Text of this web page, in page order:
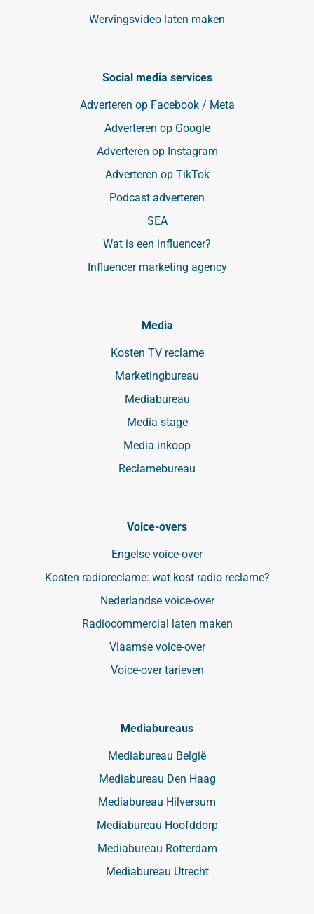
Wervingsvideo laten maken
Social media services
Adverteren op Facebook / Meta
Adverteren op Google
Adverteren op Instagram
Adverteren op TikTok
Podcast adverteren
SEA
Wat is een influencer?
Influencer marketing agency
Media
Kosten TV reclame
Marketingbureau
Mediabureau
Media stage
Media inkoop
Reclamebureau
Voice-overs
Engelse voice-over
Kosten radioreclame: wat kost radio reclame?
Nederlandse voice-over
Radiocommercial laten maken
Vlaamse voice-over
Voice-over tarieven
Mediabureaus
Mediabureau België
Mediabureau Den Haag
Mediabureau Hilversum
Mediabureau Hoofddorp
Mediabureau Rotterdam
Mediabureau Utrecht